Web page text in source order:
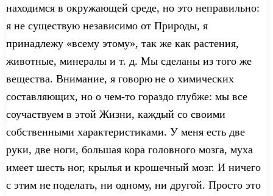
находимся в окружающей среде, но это неправильно:
я не существую независимо от Природы, я
принадлежу «всему этому», так же как растения,
животные, минералы и т. д. Мы сделаны из того же
вещества. Внимание, я говорю не о химических
составляющих, но о чем-то гораздо глубже: мы все
соучаствуем в этой Жизни, каждый со своими
собственными характеристиками. У меня есть две
руки, две ноги, большая кора головного мозга, муха
имеет шесть ног, крылья и крошечный мозг. И ничего
с этим не поделать, ни одному, ни другой. Просто это